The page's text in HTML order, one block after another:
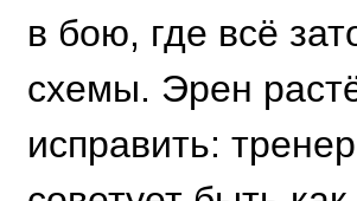
в бою, где всё
схемы. Эрен
исправить: